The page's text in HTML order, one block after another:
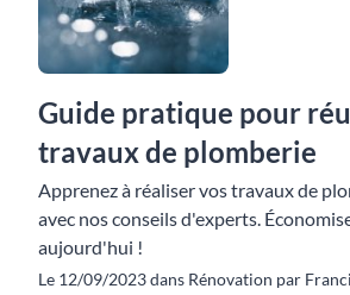
Guide pratique pour
travaux de plomberie
Apprenez à réaliser vos travaux de
avec nos conseils d'experts.
aujourd'hui !
Le 12/09/2023 dans Rénovation par